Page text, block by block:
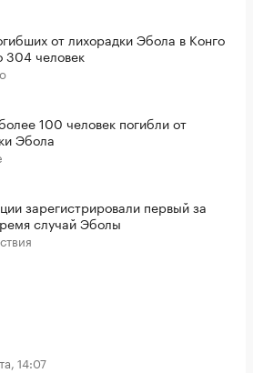
от лихорадки Эбола в Конго
304 человек
100 человек погибли от
Эбола
зарегистрировали первый за
случай Эболы
14:07